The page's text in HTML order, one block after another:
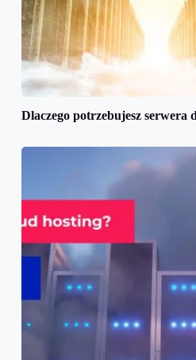
Dlaczego potrzebujesz serwera